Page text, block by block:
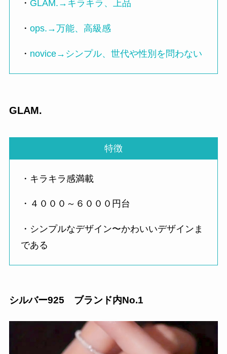
・ GLAM.→キラキラ、上品
・ops.→万能、高級感
・ novice→シンプル、世代や性別を問わない
GLAM.
特徴
・キラキラ感満載
・４０００～６０００円台
・シンプルなデザイン〜かわいいデザインま
である
シルバー925 ブランド内No.1